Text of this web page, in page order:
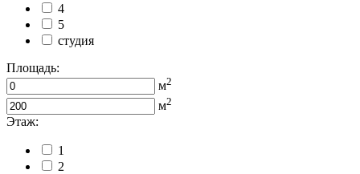
4
5
студия
Площадь:
м2
м2
Этаж:
1
2